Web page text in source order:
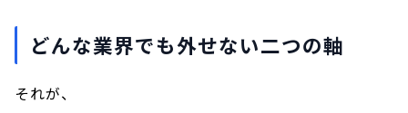
どんな業界でも外せない二つの軸
それが、